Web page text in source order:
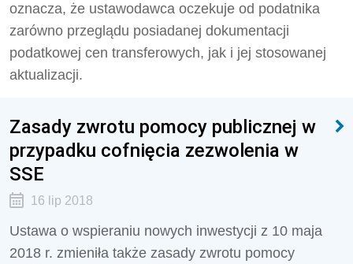
oznacza, że ustawodawca oczekuje od podatnika
zarówno przeglądu posiadanej dokumentacji
podatkowej cen transferowych, jak i jej stosowanej
aktualizacji.
Zasady zwrotu pomocy publicznej w
przypadku cofnięcia zezwolenia w
SSE
16 lip 2018
Ustawa o wspieraniu nowych inwestycji z 10 maja
2018 r. zmieniła także zasady zwrotu pomocy